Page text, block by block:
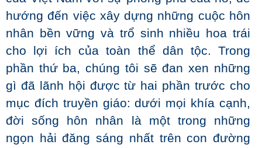
hướng đến việc xây dựng những cuộc hôn
nhân bền vững và trổ sinh nhiều hoa trái
cho lợi ích của toàn thể dân tộc. Trong
phần thứ ba, chúng tôi sẽ đan xen những
gì đã lãnh hội được từ hai phần trước cho
mục đích truyền giáo: dưới mọi khía cạnh,
đời sống hôn nhân là một trong những
ngọn hải đăng sáng nhất trên con đường